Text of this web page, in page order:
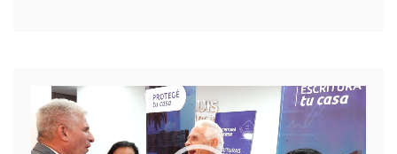
Reproductor
de
video